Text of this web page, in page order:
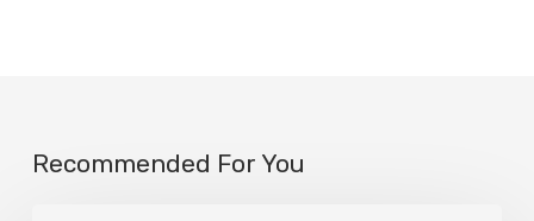
Recommended For You